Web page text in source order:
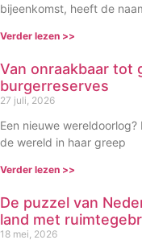
bijeenkomst, heeft de
Verder lezen >>
Van onraakbaar tot
burgerreserves
27 juli, 2026
Een nieuwe
de wereld in haar greep
Verder lezen >>
De puzzel van
land met
18 mei, 2026